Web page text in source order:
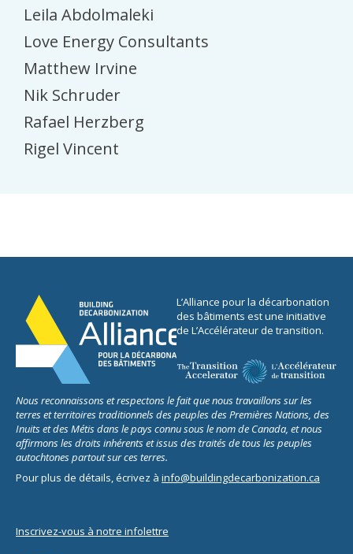
Leila Abdolmaleki
Love Energy Consultants
Matthew Irvine
Nik Schruder
Rafael Herzberg
Rigel Vincent
L’Alliance pour la décarbonation
des bâtiments est une initiative
de L’Accélérateur de transition.
Nous reconnaissons et respectons le fait que nous travaillons sur les
terres et territoires traditionnels des peuples des Premières Nations, des
Inuits et des Métis dans le pays connu sous le nom de Canada, et nous
affirmons les droits inhérents et issus des traités de tous les peuples
autochtones partout sur ces terres.
Pour plus de détails, écrivez à info@buildingdecarbonization.ca
Inscrivez-vous à notre infolettre